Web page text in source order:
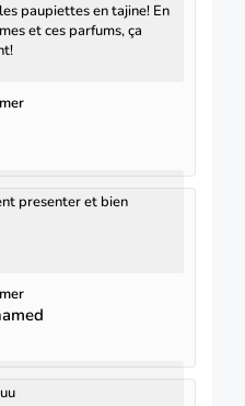
paupiettes en tajine! En
et ces parfums, ça
presenter et bien